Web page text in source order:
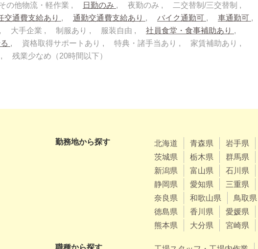
の他物流・軽作業 日勤のみ 夜勤のみ
二交替制/三交替制
交通費支給あり 通勤交通費支給あり バイク通勤可
車通勤可
大手企業 制服あり 服装自由
社員食堂・食事補助あり
資格取得サポートあり 特典・諸手当あり
家賃補助あり
残業少なめ（20時間以下）
勤務地から探す 北海道 青森県
岩手県
茨城県
栃木県
群馬県
新潟県
富山県
石川県
静岡県
愛知県
三重県
奈良県
和歌山県
鳥取県
徳島県
香川県
愛媛県
熊本県
大分県 宮崎県
職種から探す